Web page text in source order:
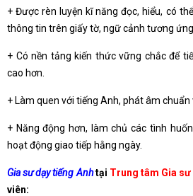
+ Được rèn luyện kĩ năng đọc, hiểu, có
thông tin trên giấy tờ, ngữ cảnh tương ứng.
+ Có nền tảng kiến thức vững chắc để
cao hơn.
+ Làm quen với tiếng Anh, phát âm chuẩn
+ Năng động hơn, làm chủ các tình
hoạt động giao tiếp hằng ngày.
Gia sư dạy tiếng Anhtại Trung tâm Gia
viên: